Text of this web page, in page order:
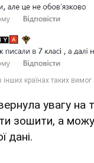
увагу на
зошити, а
дані.